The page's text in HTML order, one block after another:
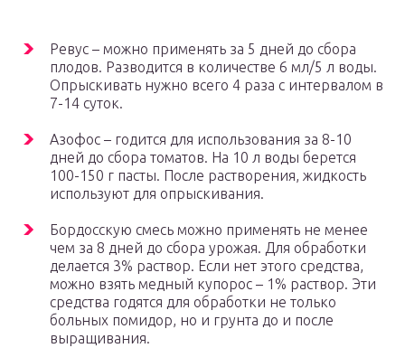
Ревус – можно применять за 5 дней до сбора
плодов. Разводится в количестве 6 мл/5 л воды.
Опрыскивать нужно всего 4 раза с интервалом в
7-14 суток.
Азофос – годится для использования за 8-10
дней до сбора томатов. На 10 л воды берется
100-150 г пасты. После растворения, жидкость
используют для опрыскивания.
Бордосскую смесь можно применять не менее
чем за 8 дней до сбора урожая. Для обработки
делается 3% раствор. Если нет этого средства,
можно взять медный купорос – 1% раствор. Эти
средства годятся для обработки не только
больных помидор, но и грунта до и после
выращивания.